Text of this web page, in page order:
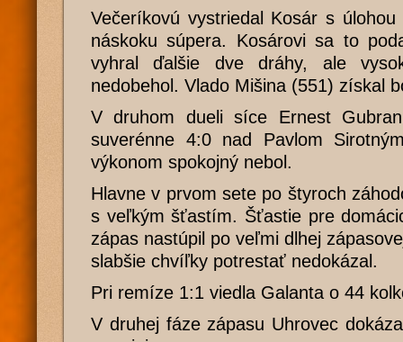
Večeríkovú vystriedal Kosár s
náskoku súpera. Kosárovi sa to
vyhral ďalšie dve dráhy, ale
nedobehol. Vlado Mišina (551) získal
V druhom dueli síce Ernest
suverénne 4:0 nad Pavlom
výkonom spokojný nebol.
Hlavne v prvom sete po štyroch
s veľkým šťastím. Šťastie pre
zápas nastúpil po veľmi dlhej
slabšie chvíľky potrestať nedokázal.
Pri remíze 1:1 viedla Galanta o 44
V druhej fáze zápasu Uhrovec